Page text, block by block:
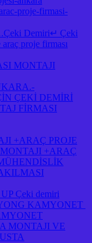
proje-firmasi-
Demiri↵ Çeki
proje firması
MONTAJI
ÇEKİ DEMİRİ
FİRMASI
+ARAÇ PROJE
+ARAÇ
Çeki demiri
KAMYONET
MONTAJI VE